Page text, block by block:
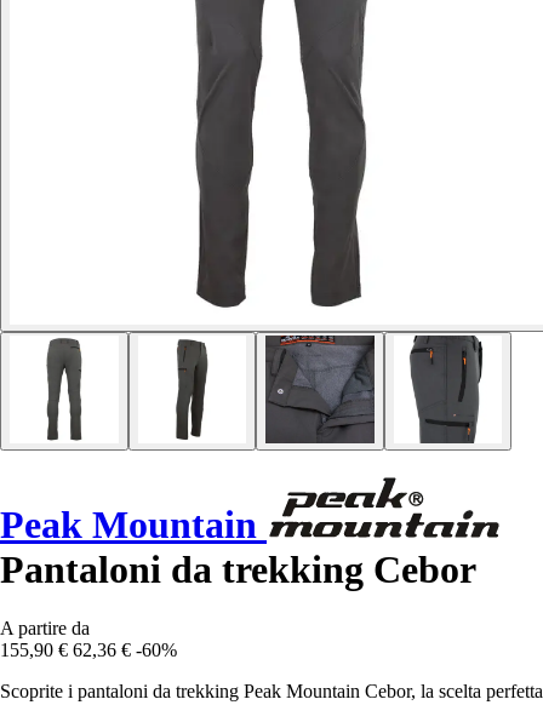
Peak Mountain
Pantaloni da trekking Cebor
A partire da
155,90 € 62,36 € -60%
Scoprite i pantaloni da trekking Peak Mountain Cebor, la scelta perfetta